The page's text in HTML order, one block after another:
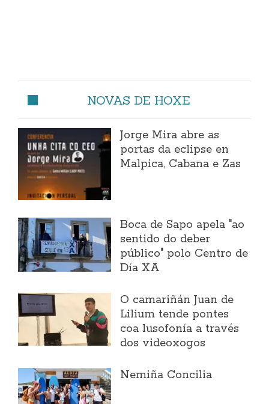
NOVAS DE HOXE
Jorge Mira abre as
portas da eclipse en
Malpica, Cabana e Zas
Boca de Sapo apela "ao
sentido do deber
público" polo Centro de
Día XA
O camariñán Juan de
Lilium tende pontes
coa lusofonía a través
dos videoxogos
Nemiña Concilia